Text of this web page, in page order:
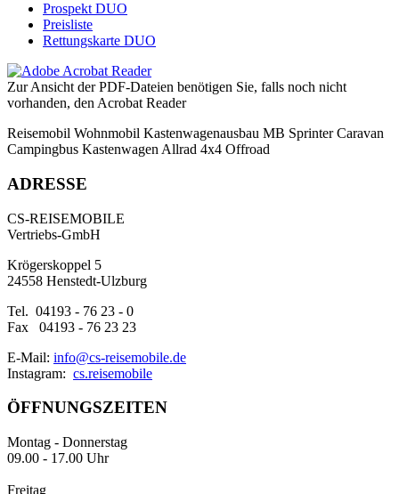
Prospekt DUO
Preisliste
Rettungskarte DUO
Zur Ansicht der PDF-Dateien benötigen Sie, falls noch nicht
vorhanden, den Acrobat Reader
Reisemobil Wohnmobil Kastenwagenausbau MB SprinterCaravan
Campingbus Kastenwagen Allrad 4x4 Offroad
ADRESSE
CS-REISEMOBILE
Vertriebs-GmbH
Krögerskoppel 5
24558 Henstedt-Ulzburg
Tel. 04193 - 76 23 - 0
Fax 04193 - 76 23 23
E-Mail: info@cs-reisemobile.de
Instagram: cs.reisemobile
ÖFFNUNGSZEITEN
Montag - Donnerstag
09.00 - 17.00 Uhr
Freitag